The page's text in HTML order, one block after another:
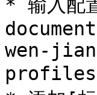
* 输入配
wen-